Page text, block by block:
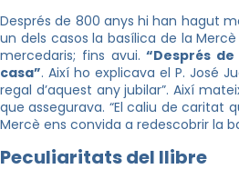
Després de 800 anys hi han hagut
un dels casos la basílica de la
mercedaris; fins avui. “Després
casa”. Així ho explicava el P. José
regal d’aquest any jubilar”. Així
que assegurava. “El caliu de caritat
Mercè ens convida a redescobrir la
Peculiaritats del llibre